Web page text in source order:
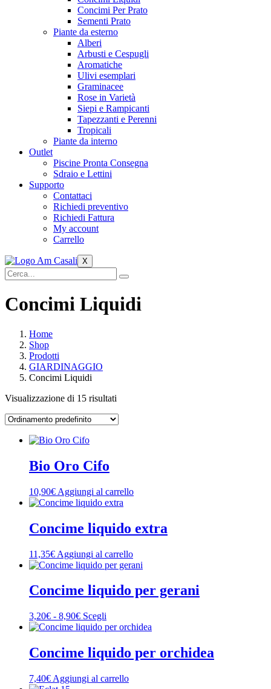
Concimi Per Prato
Sementi Prato
Piante da esterno
Alberi
Arbusti e Cespugli
Aromatiche
Ulivi esemplari
Graminacee
Rose in Varietà
Siepi e Rampicanti
Tapezzanti e Perenni
Tropicali
Piante da interno
Outlet
Piscine Pronta Consegna
Sdraio e Lettini
Supporto
Contattaci
Richiedi preventivo
Richiedi Fattura
My account
Carrello
X
Concimi Liquidi
Home
Shop
Prodotti
GIARDINAGGIO
Concimi Liquidi
Visualizzazione di 15 risultati
Bio Oro Cifo
10,90€ Aggiungi al carrello
Concime liquido extra
11,35€ Aggiungi al carrello
Concime liquido per gerani
3,20€ - 8,90€Fascia
di
da
3,20€
8,90€
Scegli
prodotto
più
varianti.
opzioni
Concime liquido per orchidea
7,40€ Aggiungi al carrello